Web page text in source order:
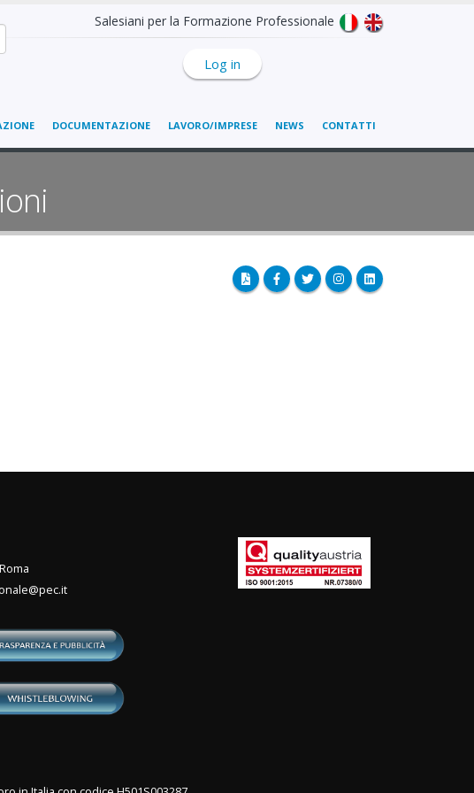
Salesiani per la Formazione Professionale
Log in
DOCUMENTAZIONE LAVORO/IMPRESE NEWS CONTATTI